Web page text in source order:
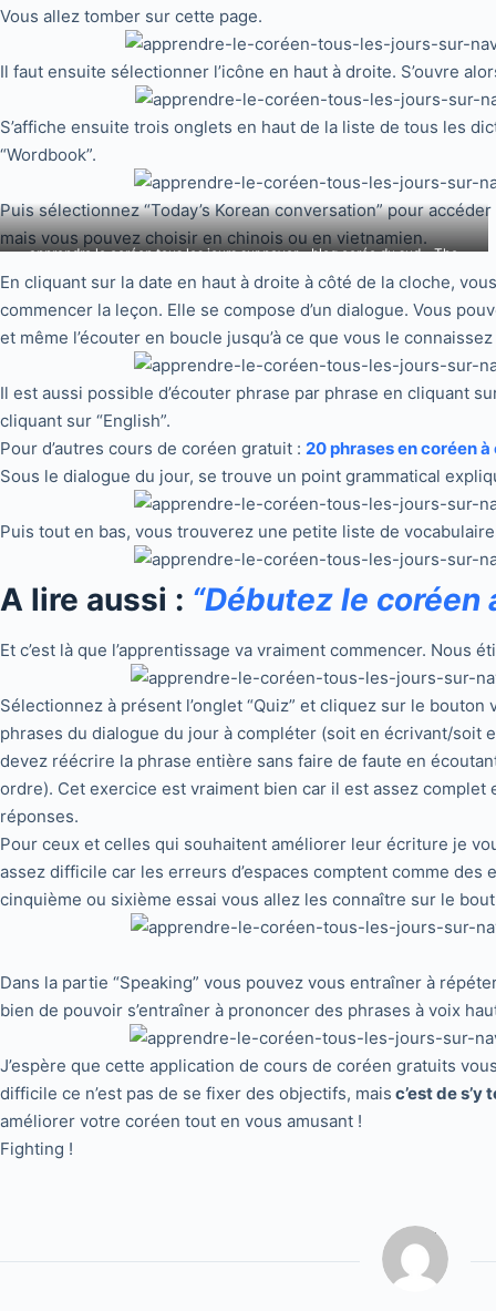
Vous allez tomber sur cette page.
Il faut ensuite sélectionner l’icône en haut à droite. S’ouvre
S’affiche ensuite trois onglets en haut de la liste de tous les
“Wordbook”.
Puis sélectionnez “Today’s Korean conversation” pour
mais vous pouvez choisir en chinois ou en vietnamien.
apprendre le coréen tous les jours sur naver – blog corée du sud – The
Korean dream 4
En cliquant sur la date en haut à droite à côté de la cloche,
commencer la leçon. Elle se compose d’un dialogue. Vous
et même l’écouter en boucle jusqu’à ce que vous le
Il est aussi possible d’écouter phrase par phrase en cliquant
cliquant sur “English”.
Pour d’autres cours de coréen gratuit : 20 phrases en coréen
Sous le dialogue du jour, se trouve un point grammatical
Puis tout en bas, vous trouverez une petite liste de
A lire aussi : “Débutez le coréen
Et c’est là que l’apprentissage va vraiment commencer. Nous
Sélectionnez à présent l’onglet “Quiz” et cliquez sur le
phrases du dialogue du jour à compléter (soit en écrivant/
devez réécrire la phrase entière sans faire de faute en
ordre). Cet exercice est vraiment bien car il est assez
réponses.
Pour ceux et celles qui souhaitent améliorer leur écriture je
assez difficile car les erreurs d’espaces comptent comme
cinquième ou sixième essai vous allez les connaître sur le
Dans la partie “Speaking” vous pouvez vous entraîner à
bien de pouvoir s’entraîner à prononcer des phrases à voix
J’espère que cette application de cours de coréen gratuits
difficile ce n’est pas de se fixer des objectifs, mais c’est de s’y
améliorer votre coréen tout en vous amusant !
Fighting !